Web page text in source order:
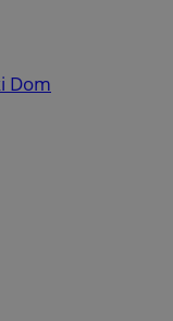
Dom